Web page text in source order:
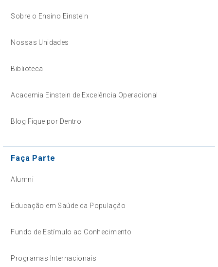
Sobre o Ensino Einstein
Nossas Unidades
Biblioteca
Academia Einstein de Excelência Operacional
Blog Fique por Dentro
Faça Parte
Alumni
Educação em Saúde da População
Fundo de Estímulo ao Conhecimento
Programas Internacionais